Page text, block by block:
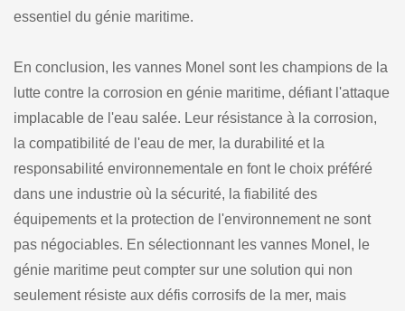
essentiel du génie maritime.
En conclusion, les vannes Monel sont les champions de la
lutte contre la corrosion en génie maritime, défiant l'attaque
implacable de l'eau salée. Leur résistance à la corrosion,
la compatibilité de l'eau de mer, la durabilité et la
responsabilité environnementale en font le choix préféré
dans une industrie où la sécurité, la fiabilité des
équipements et la protection de l'environnement ne sont
pas négociables. En sélectionnant les vannes Monel, le
génie maritime peut compter sur une solution qui non
seulement résiste aux défis corrosifs de la mer, mais